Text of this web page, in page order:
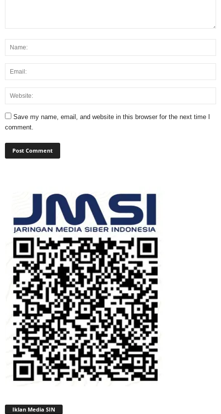
Save my name, email, and website in this browser for the next time I
comment.
Iklan Media SIN